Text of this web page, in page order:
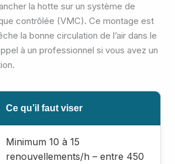
la hotte sur un système de
contrôlée (VMC). Ce montage est
la bonne circulation de l’air dans le
à un professionnel si vous avez un
Ce qu’il faut viser
Minimum 10 à 15
renouvellements/h – entre 450